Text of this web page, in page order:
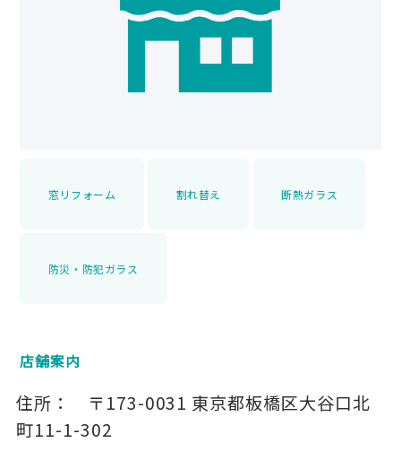
窓リフォーム 割れ替え 断熱ガラス
防災・防犯ガラス
店舗案内
住所： 〒173-0031 東京都板橋区大谷口北
町11-1-302